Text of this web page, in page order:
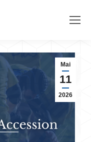
Mai
11
2026